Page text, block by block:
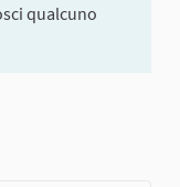
qualcuno